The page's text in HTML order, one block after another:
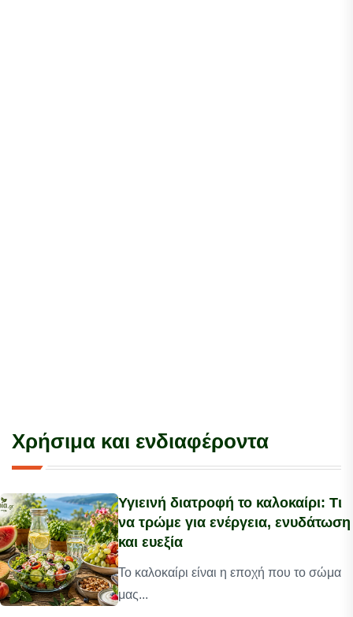
Χρήσιμα και ενδιαφέροντα
Υγιεινή διατροφή το καλοκαίρι: Τι
να τρώμε για ενέργεια, ενυδάτωση
και ευεξία
Το καλοκαίρι είναι η εποχή που το σώμα
μας...